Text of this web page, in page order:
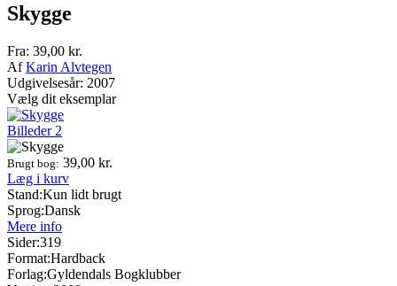
Skygge
Fra: 39,00 kr.
AfKarin Alvtegen
Udgivelsesår: 2007
Vælg dit eksemplar
Billeder 2
Brugt bog: 39,00 kr.
Læg i kurv
Stand:Kun lidt brugt
Sprog:Dansk
Mere info
Sider:319
Format:Hardback
Forlag:Gyldendals Bogklubber